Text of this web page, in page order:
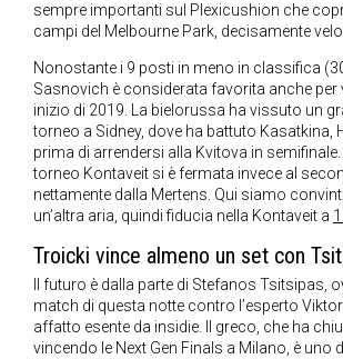
sempre importanti sul Plexicushion che
campi del Melbourne Park, decisamente
Nonostante i 9 posti in meno in classifica
Sasnovich è considerata favorita anche per
inizio di 2019. La bielorussa ha vissuto un
torneo a Sidney, dove ha battuto Kasatkina,
prima di arrendersi alla Kvitova in
torneo Kontaveit si è fermata invece al
nettamente dalla Mertens. Qui siamo
un’altra aria, quindi fiducia nella Kontaveit a
Troicki vince almeno un set con
Il futuro è dalla parte di Stefanos Tsitsipas,
match di questa notte contro l’esperto
affatto esente da insidie. Il greco, che ha
vincendo le Next Gen Finals a Milano, è uno